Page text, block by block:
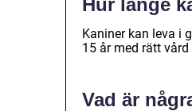
Hur länge
Kaniner kan leva i
15 år med rätt
Vad är